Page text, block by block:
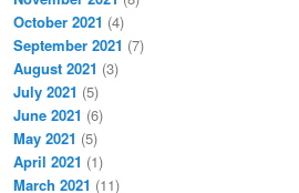
October 2021 (4)
September 2021 (7)
August 2021 (3)
July 2021 (5)
June 2021 (6)
May 2021 (5)
April 2021 (1)
March 2021 (11)